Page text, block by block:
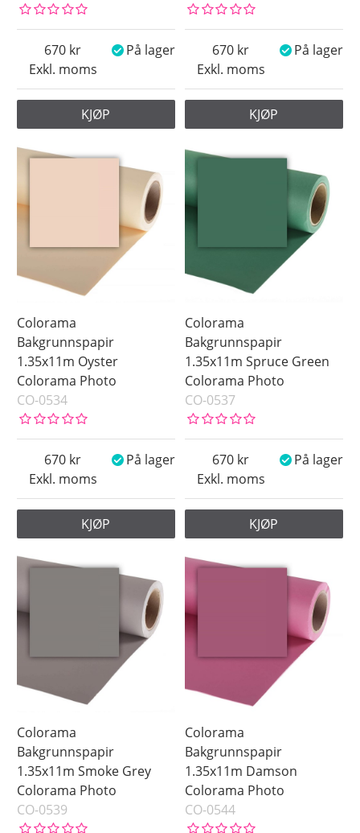
Exkl. moms
670 På lager
KJØP
Exkl. moms
670 På lager
KJØP
Colorama
Bakgrunnspapir
1.35x11m Oyster
Colorama Photo
CO-0534
Exkl. moms
670 På lager
KJØP
Colorama
Bakgrunnspapir
1.35x11m Spruce Green
Colorama Photo
CO-0537
Exkl. moms
670 På lager
KJØP
Colorama
Bakgrunnspapir
1.35x11m Smoke Grey
Colorama Photo
CO-0539
Colorama
Bakgrunnspapir
1.35x11m Damson
Colorama Photo
CO-0544